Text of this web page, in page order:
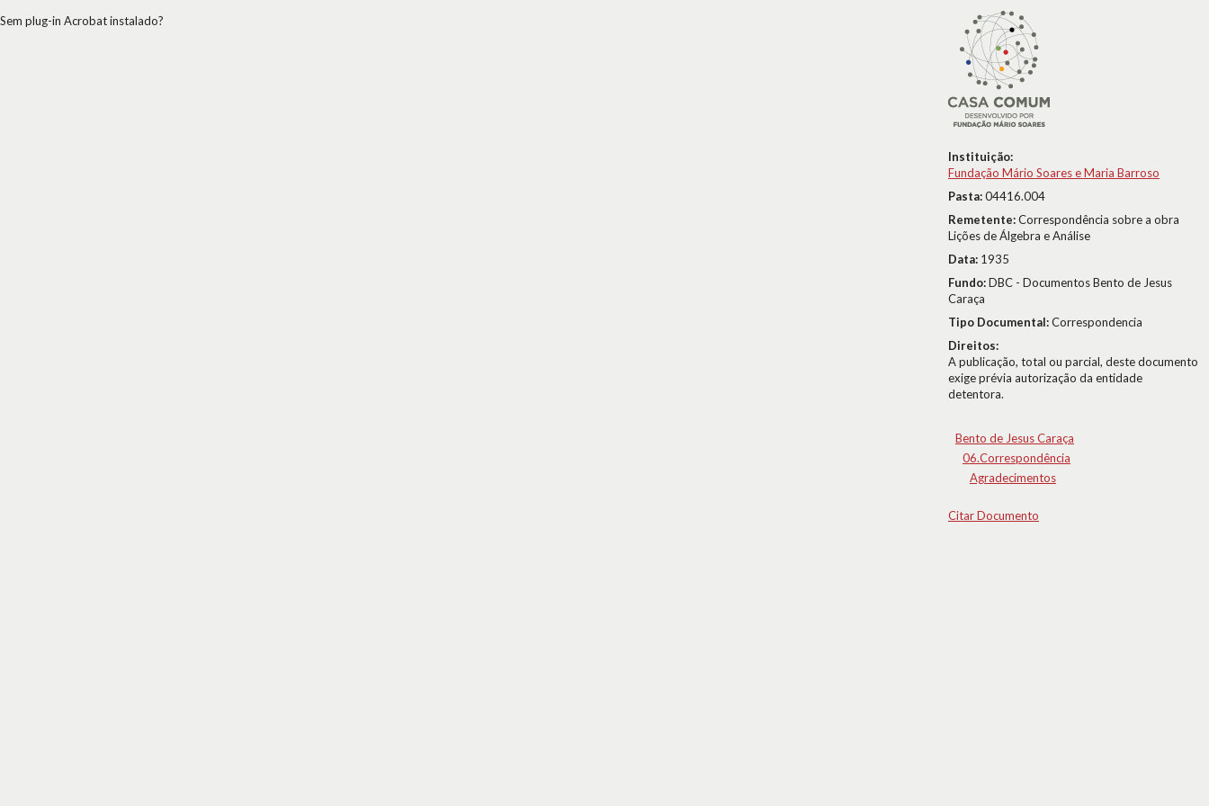
Instituição:
Fundação Mário Soares e Maria Barroso
Pasta:04416.004
Remetente:Correspondência sobre a obra
Lições de Álgebra e Análise
Data: 1935
Fundo:DBC - Documentos Bento de Jesus
Caraça
Tipo Documental:Correspondencia
Direitos:
A publicação, total ou parcial, deste documento
exige prévia autorização da entidade
detentora.
Bento de Jesus Caraça
06.Correspondência
Agradecimentos
Citar Documento
Sem plug-in Acrobat instalado?